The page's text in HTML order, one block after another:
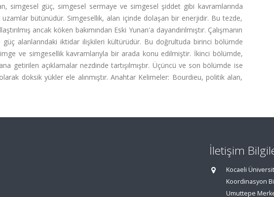
simgesel güç, simgesel sermaye ve simgesel şiddet gibi kavramlarında
bütünüdür. Simgesellik, alan içinde dolaşan bir enerjidir. Bu tezde,
ancak köken bakımından Eski Yunan'a dayandırılmıştır. Çalışmanın
alanlarındaki iktidar ilişkileri kültürüdür. Bu doğrultuda birinci bölümde
ve simgesellik kavramlarıyla bir arada konu edilmiştir. İkinci bölümde,
getirilen açıklamalar nezdinde tartışılmıştır. Üçüncü ve son bölümde ise
doksik yükler ele alınmıştır. Anahtar Kelimeler: Bourdieu, politik alan,
İletişim
Kocaeli
Koordinasyon
Umuttepe